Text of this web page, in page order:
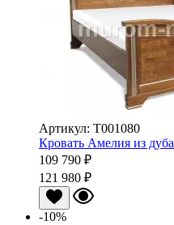
Артикул: Т001080
Кровать Амелия из дуба
109 790 ₽
121 980 ₽
-10%